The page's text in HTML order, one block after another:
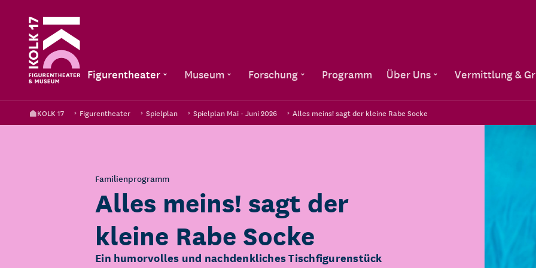
Figurentheater Museum Forschung Programm Über Uns Vermittlung &
KOLK 17 Figurentheater Spielplan Spielplan Mai - Juni 2026 Alles meins! sagt der kleine Rabe Socke
Familienprogramm
Alles meins! sagt der
kleine Rabe Socke
Ein humorvolles und nachdenkliches Tischfigurenstück